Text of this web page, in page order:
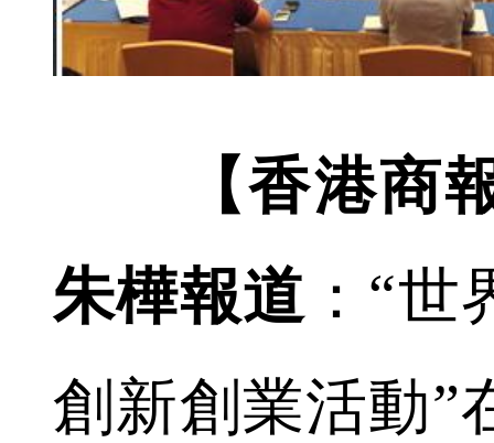
【香港商
朱樺報道 ：“
創新創業活動”